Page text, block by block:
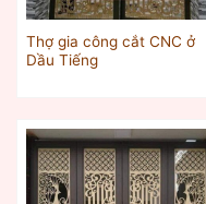
Thợ gia công cắt CNC ở
Dầu Tiếng